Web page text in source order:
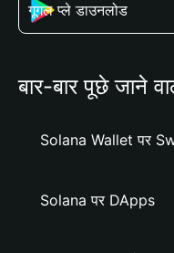
गूगल प्ले डाउनलोड
बार-बार पूछे जाने
Solana Wallet पर
Solana पर DApps